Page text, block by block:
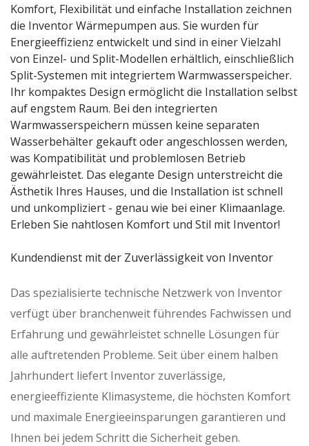
Komfort, Flexibilität und einfache Installation zeichnen
die Inventor Wärmepumpen aus. Sie wurden für
Energieeffizienz entwickelt und sind in einer Vielzahl
von Einzel- und Split-Modellen erhältlich, einschließlich
Split-Systemen mit integriertem Warmwasserspeicher.
Ihr kompaktes Design ermöglicht die Installation selbst
auf engstem Raum. Bei den integrierten
Warmwasserspeichern müssen keine separaten
Wasserbehälter gekauft oder angeschlossen werden,
was Kompatibilität und problemlosen Betrieb
gewährleistet. Das elegante Design unterstreicht die
Ästhetik Ihres Hauses, und die Installation ist schnell
und unkompliziert - genau wie bei einer Klimaanlage.
Erleben Sie nahtlosen Komfort und Stil mit Inventor!
Kundendienst mit der Zuverlässigkeit von Inventor
Das spezialisierte technische Netzwerk von Inventor
verfügt über branchenweit führendes Fachwissen und
Erfahrung und gewährleistet schnelle Lösungen für
alle auftretenden Probleme. Seit über einem halben
Jahrhundert liefert Inventor zuverlässige,
energieeffiziente Klimasysteme, die höchsten Komfort
und maximale Energieeinsparungen garantieren und
Ihnen bei jedem Schritt die Sicherheit geben.